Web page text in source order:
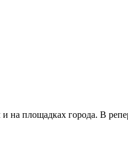
на площадках города. В